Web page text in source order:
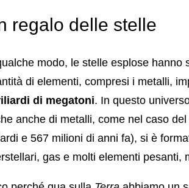
regalo delle stelle
modo, le stelle esplose hanno
di elementi, compresi i metalli,
di megatoni. In questo
anche di metalli, come nel caso
e 567 milioni di anni fa), si è
gas e molti elementi pesanti,